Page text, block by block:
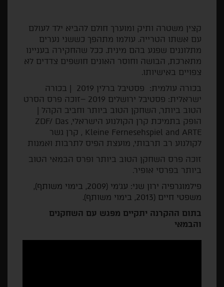
קצין משטרה ותיק ומוערך חולם להביא ילד לעולם
עם אשתו הטרייה. עולמו מתהפך כששני נערים
מתלוננים שפגע בהם מינית. ככל שהחקירה בעניינו
מתארכת, הבושה וחוסר האונים חושפים צדדים לא
צפויים באישיותו.
בכורה עולמית: פסטיבל ברלין 2019 | בכורה
ישראלית: פסטיבל ירושלים 2019 –זוכה פרס הסרט
הטוב ביותר, השחקן הטוב ביותר וחביב הקהל |
הופק בתמיכת קרן הקולנוע הישראלי, ZDF/ Das
Kleine Fernesehspiel and ARTE , קרן גשר
לקולנוע רב תרבותי, מועצת הפיס לתרבות ואמנות
זוכה פרס השחקן הטוב ביותר ופרס הבמאי הטוב
ביותר בפרסי אופיר.
פילמוגרפיה ירון שני: עג'מי (2009, בימוי משותף),
משפטי חיים (2013, בימוי משותף).
בתום ההקרנה יתקיים מפגש עם השחקנים
והבמאי